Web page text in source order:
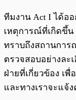
ทีมงาน Act I ได้อ
เหตุการณ์ที่เกิดขึ้น
ทราบถึงสถานการ
ตรวจสอบอย่างละ
ฝ่ายที่เกี่ยวข้อง เ
และทางเราจะแจ้